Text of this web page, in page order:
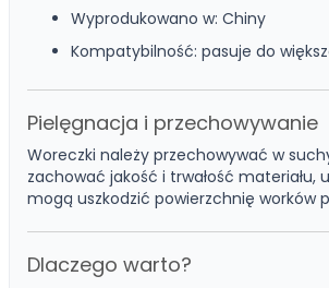
Wyprodukowano w: Chiny
Kompatybilność: pasuje do
Pielęgnacja i przechowywanie
Woreczki należy przechowywać w
zachować jakość i trwałość
mogą uszkodzić powierzchnię worków
Dlaczego warto?